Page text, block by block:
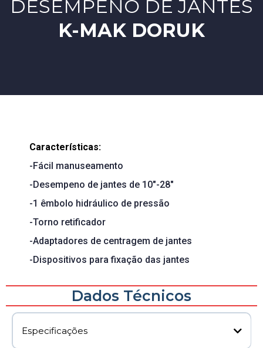
DESEMPENO DE JANTES
K-MAK DORUK
Características:
-Fácil manuseamento
-Desempeno de jantes de 10"-28"
-1 êmbolo hidráulico de pressão
-Torno retificador
-Adaptadores de centragem de jantes
-Dispositivos para fixação das jantes
Dados Técnicos
Especificações